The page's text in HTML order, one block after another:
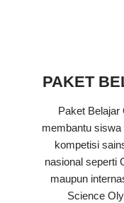
PAKET
Paket Belajar
membantu
kompetisi
nasional seperti
maupun
Science